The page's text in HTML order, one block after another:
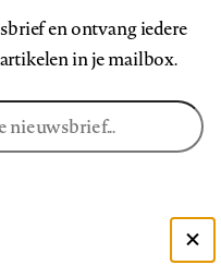
en ontvang iedere
in je mailbox.